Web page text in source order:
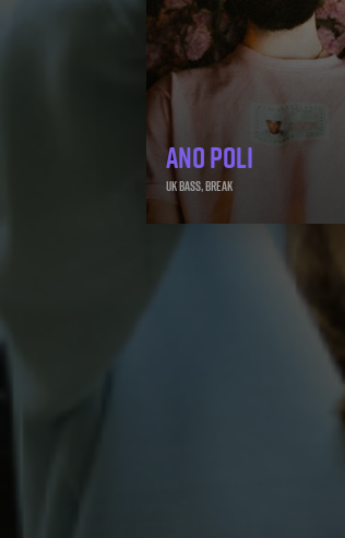
Ano Poli
Uk Bass, Break